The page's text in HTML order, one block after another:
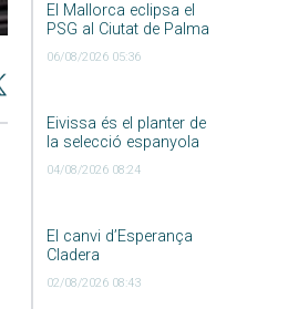
El Mallorca eclipsa el
PSG al Ciutat de Palma
06/08/2026 05:36
Eivissa és el planter de
la selecció espanyola
04/08/2026 08:24
El canvi d’Esperança
Cladera
02/08/2026 08:43